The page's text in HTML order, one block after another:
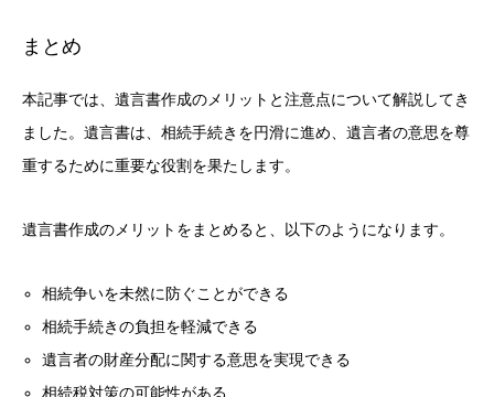
まとめ
本記事では、遺言書作成のメリットと注意点について解説してき
ました。遺言書は、相続手続きを円滑に進め、遺言者の意思を尊
重するために重要な役割を果たします。
遺言書作成のメリットをまとめると、以下のようになります。
相続争いを未然に防ぐことができる
相続手続きの負担を軽減できる
遺言者の財産分配に関する意思を実現できる
相続税対策の可能性がある